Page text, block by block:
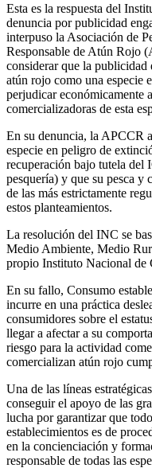
Esta es la respuesta del
denuncia por publicidad
interpuso la Asociación de
Responsable de Atún Rojo
considerar que la
atún rojo como una especie
perjudicar económicamente
comercializadoras de esta
En su denuncia, la APCCR
especie en peligro de
recuperación bajo tutela del
pesquería) y que su pesca y
de las más estrictamente
estos planteamientos.
La resolución del INC se
Medio Ambiente, Medio
propio Instituto Nacional de
En su fallo, Consumo
incurre en una práctica
consumidores sobre el
llegar a afectar a su
riesgo para la actividad
comercializan atún rojo
Una de las líneas
conseguir el apoyo de las
lucha por garantizar que
establecimientos es de
en la concienciación y
responsable de todas las